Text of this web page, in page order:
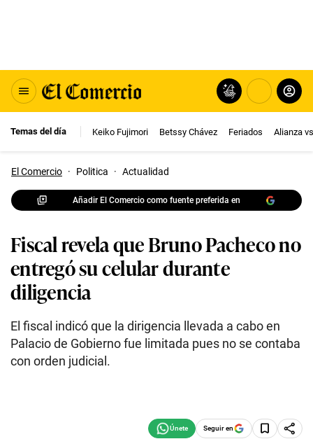
Temas del día Keiko Fujimori Betssy Chávez Feriados Alianza
El Comercio · Politica · Actualidad
Añadir El Comercio como fuente preferida en
Fiscal revela que Bruno Pacheco no
entregó su celular durante
diligencia
El fiscal indicó que la dirigencia llevada a cabo en
Palacio de Gobierno fue limitada pues no se contaba
con orden judicial.
Seguir en